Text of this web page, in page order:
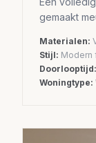
gemaakt
Materialen:
Stijl: Modern
Doorlooptijd:
Woningtype: